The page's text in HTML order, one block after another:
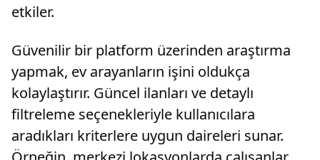
etkiler.
Güvenilir bir platform üzerinden araştırma
yapmak, ev arayanların işini oldukça
kolaylaştırır. Güncel ilanları ve detaylı
filtreleme seçenekleriyle kullanıcılara
aradıkları kriterlere uygun daireleri sunar.